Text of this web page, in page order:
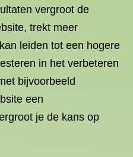
vergroot de
trekt meer
leiden tot een hogere
in het verbeteren
bijvoorbeeld
een
je de kans op